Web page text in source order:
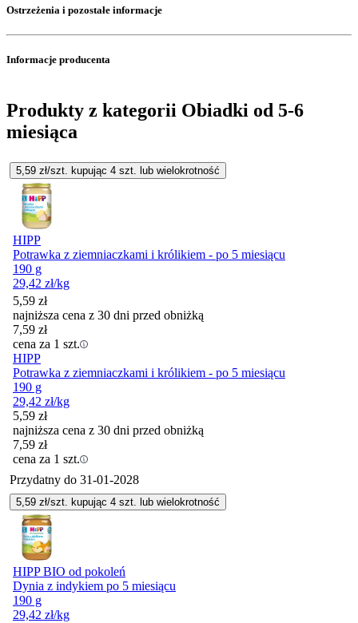
Ostrzeżenia i pozostałe informacje
Informacje producenta
Produkty z kategorii Obiadki od 5-6
miesiąca
5,59 zł/szt. kupując 4 szt. lub wielokrotność
HIPP
Potrawka z ziemniaczkami i królikiem - po 5 miesiącu
190 g
29,42 zł/kg
5,59 zł
najniższa cena z 30 dni przed obniżką
7,59 zł
cena za 1 szt.
HIPP
Potrawka z ziemniaczkami i królikiem - po 5 miesiącu
190 g
29,42 zł/kg
5,59 zł
najniższa cena z 30 dni przed obniżką
7,59 zł
cena za 1 szt.
Przydatny do 31-01-2028
5,59 zł/szt. kupując 4 szt. lub wielokrotność
HIPP BIO od pokoleń
Dynia z indykiem po 5 miesiącu
190 g
29,42 zł/kg